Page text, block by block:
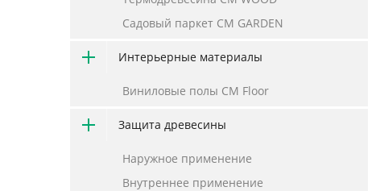
Садовый паркет CM GARDEN
Интерьерные материалы
Виниловые полы CM Floor
Защита древесины
Наружное применение
Внутреннее применение